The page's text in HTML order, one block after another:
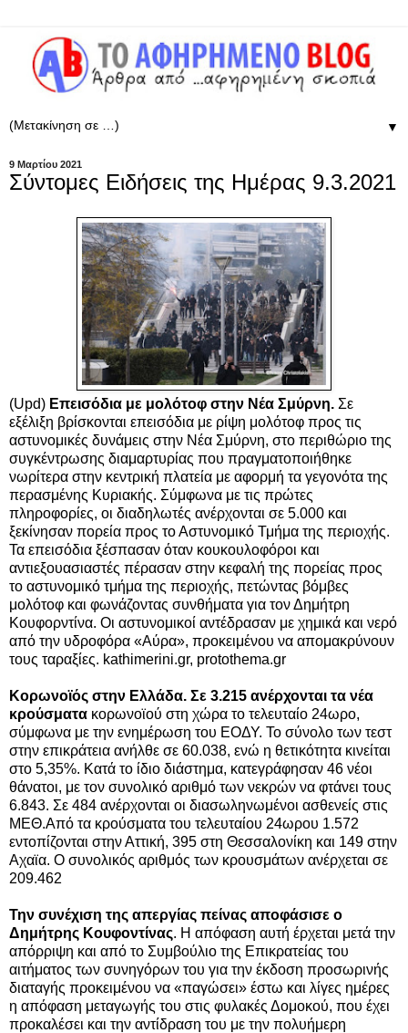
▼
9 Μαρτίου 2021
Σύντομες Ειδήσεις της Ημέρας 9.3.2021
(Upd) Eπεισόδια με μολότοφ στην Νέα Σμύρνη. Σε
εξέλιξη βρίσκονται επεισόδια με ρίψη μολότοφ προς τις
αστυνομικές δυνάμεις στην Νέα Σμύρνη, στο περιθώριο της
συγκέντρωσης διαμαρτυρίας που πραγματοποιήθηκε
νωρίτερα στην κεντρική πλατεία με αφορμή τα γεγονότα της
περασμένης Κυριακής. Σύμφωνα με τις πρώτες
πληροφορίες, οι διαδηλωτές ανέρχονται σε 5.000 και
ξεκίνησαν πορεία προς το Αστυνομικό Τμήμα της περιοχής.
Τα επεισόδια ξέσπασαν όταν κουκουλοφόροι και
αντιεξουασιαστές πέρασαν στην κεφαλή της πορείας προς
το αστυνομικό τμήμα της περιοχής, πετώντας βόμβες
μολότοφ και φωνάζοντας συνθήματα για τον Δημήτρη
Κουφορντίνα. Οι αστυνομικοί αντέδρασαν με χημικά και νερό
από την υδροφόρα «Αύρα», προκειμένου να απομακρύνουν
τους ταραξίες. kathimerini.gr, protothema.gr
Κορωνοϊός στην Ελλάδα. Σε 3.215 ανέρχονται τα νέα
κρούσματα κορωνοϊού στη χώρα το τελευταίο 24ωρο,
σύμφωνα με την ενημέρωση του ΕΟΔΥ. Το σύνολο των τεστ
στην επικράτεια ανήλθε σε 60.038, ενώ η θετικότητα κινείται
στο 5,35%. Κατά το ίδιο διάστημα, κατεγράφησαν 46 νέοι
θάνατοι, με τον συνολικό αριθμό των νεκρών να φτάνει τους
6.843. Σε 484 ανέρχονται οι διασωληνωμένοι ασθενείς στις
ΜΕΘ.Από τα κρούσματα του τελευταίου 24ωρου 1.572
εντοπίζονται στην Αττική, 395 στη Θεσσαλονίκη και 149 στην
Αχαϊα. Ο συνολικός αριθμός των κρουσμάτων ανέρχεται σε
209.462
Την συνέχιση της απεργίας πείνας αποφάσισε ο
Δημήτρης Κουφοντίνας. Η απόφαση αυτή έρχεται μετά την
απόρριψη και από το Συμβούλιο της Επικρατείας του
αιτήματος των συνηγόρων του για την έκδοση προσωρινής
διαταγής προκειμένου να «παγώσει» έστω και λίγες ημέρες
η απόφαση μεταγωγής του στις φυλακές Δομοκού, που έχει
προκαλέσει και την αντίδραση του με την πολυήμερη